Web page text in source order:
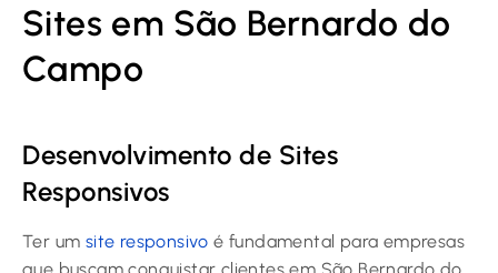
Sites em São Bernardo do
Campo
Desenvolvimento de Sites
Responsivos
Ter um site responsivo é fundamental para empresas